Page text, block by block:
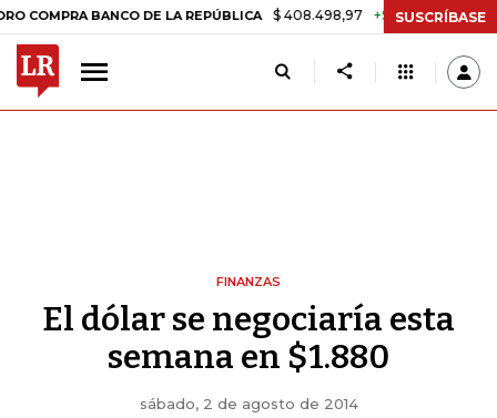
BANCO DE LA REPÚBLICA $ 408.498,97 +$ 8.753,81 +2,19%
SUSCRÍBASE
FINANZAS
El dólar se negociaría esta
semana en $1.880
sábado, 2 de agosto de 2014